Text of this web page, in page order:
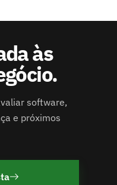
às
software,
e próximos